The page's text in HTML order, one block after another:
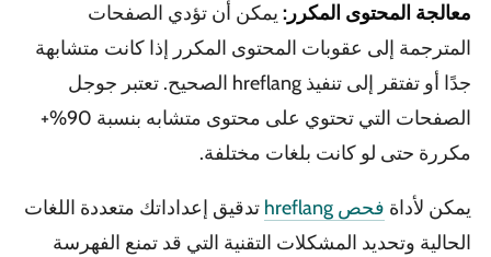
معالجة المحتوى المكرر: يمكن أن تؤدي الصفحات
المترجمة إلى عقوبات المحتوى المكرر إذا كانت متشابهة
جدًا أو تفتقر إلى تنفيذ hreflang الصحيح. تعتبر جوجل
الصفحات التي تحتوي على محتوى متشابه بنسبة 90%+
مكررة حتى لو كانت بلغات مختلفة.
يمكن لأداة فحص hreflang
تدقيق إعداداتك متعددة اللغات
الحالية وتحديد المشكلات التقنية التي قد تمنع الفهرسة